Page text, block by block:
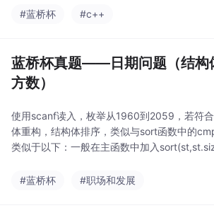
#蓝桥杯 #c++
蓝桥杯真题——日期问题（结构
方数）
使用scanf读入，枚举从1960到2059，若符
体重构，结构体排序，类似与sort函数中的
类似于以下：一般在主函数中加入
#蓝桥杯 #职场和发展